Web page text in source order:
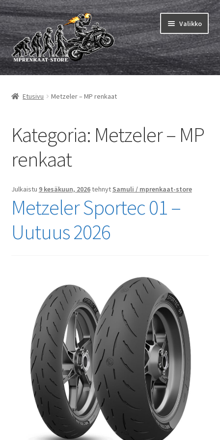
Siirry
navigointiin
Siirry
sisältöön
Valikko
MP renkaat
Sisärenkaat ja nauhat
valikko
Rengasmerkit
Vinkit&ohjeet
Etusivu Metzeler – MP renkaat
Kategoria: Metzeler – MP
renkaat
Julkaistu 9 kesäkuun, 2026tehnyt Samuli / mprenkaat-store
Metzeler Sportec 01 –
Uutuus 2026